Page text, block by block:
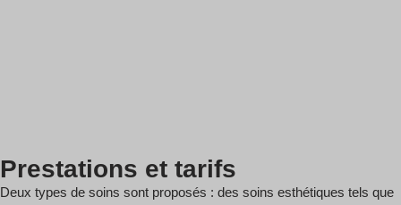
Prestations et tarifs
Deux types de soins sont proposés : des soins esthétiques tels que